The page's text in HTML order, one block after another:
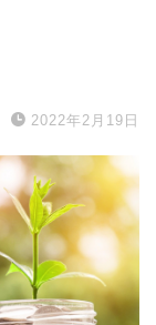
2022年2月19日